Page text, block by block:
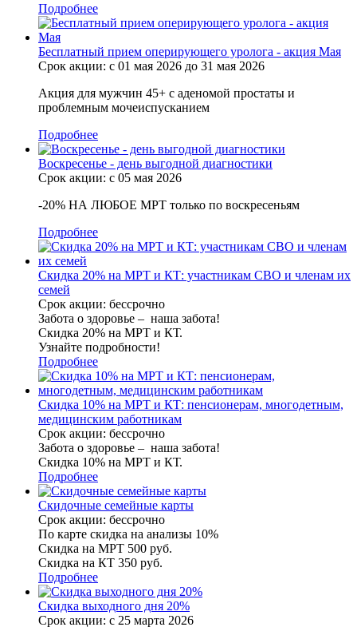
Подробнее
Бесплатный прием оперирующего уролога - акция Мая
Срок акции: с 01 мая 2026 до 31 мая 2026
Акция для мужчин 45+ с аденомой простаты и
проблемным мочеиспусканием
Подробнее
Воскресенье - день выгодной диагностики
Срок акции: с 05 мая 2026
-20% НА ЛЮБОЕ МРТ только по воскресеньям
Подробнее
Скидка 20% на МРТ и КТ: участникам СВО и членам их
семей
Срок акции: бессрочно
Забота о здоровье – наша забота!
Скидка 20% на МРТ и КТ.
Узнайте подробности!
Подробнее
Скидка 10% на МРТ и КТ: пенсионерам, многодетным,
медицинским работникам
Срок акции: бессрочно
Забота о здоровье – наша забота!
Скидка 10% на МРТ и КТ.
Подробнее
Скидочные семейные карты
Срок акции: бессрочно
По карте скидка на анализы 10%
Скидка на МРТ 500 руб.
Скидка на КТ 350 руб.
Подробнее
Скидка выходного дня 20%
Срок акции: с 25 марта 2026